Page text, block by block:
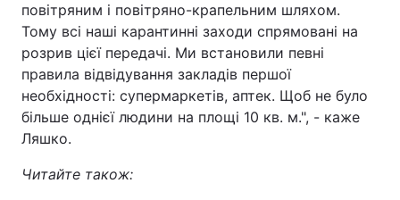
повітряним і повітряно-крапельним шляхом.
Тому всі наші карантинні заходи спрямовані на
розрив цієї передачі. Ми встановили певні
правила відвідування закладів першої
необхідності: супермаркетів, аптек. Щоб не було
більше однієї людини на площі 10 кв. м.", - каже
Ляшко.
Читайте також: